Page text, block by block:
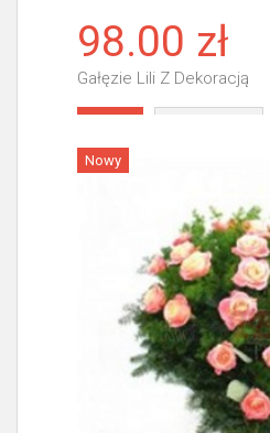
98.00 zł
Gałęzie Lili Z Dekoracją
Nowy